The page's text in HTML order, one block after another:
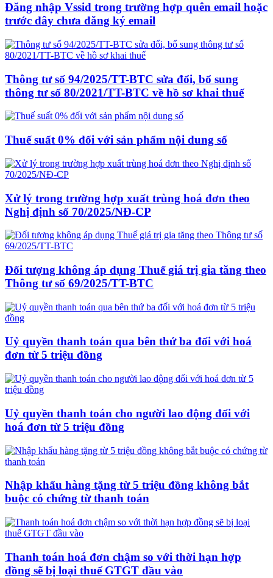
Đăng nhập Vssid trong trường hợp quên email hoặc
trước đây chưa đăng ký email
Thông tư số 94/2025/TT-BTC sửa đổi, bổ sung
thông tư số 80/2021/TT-BTC về hồ sơ khai thuế
Thuế suất 0% đối với sản phẩm nội dung số
Xử lý trong trường hợp xuất trùng hoá đơn theo
Nghị định số 70/2025/NĐ-CP
Đối tượng không áp dụng Thuế giá trị gia tăng theo
Thông tư số 69/2025/TT-BTC
Uỷ quyền thanh toán qua bên thứ ba đối với hoá
đơn từ 5 triệu đồng
Uỷ quyền thanh toán cho người lao động đối với
hoá đơn từ 5 triệu đồng
Nhập khẩu hàng tặng từ 5 triệu đồng không bắt
buộc có chứng từ thanh toán
Thanh toán hoá đơn chậm so với thời hạn hợp
đồng sẽ bị loại thuế GTGT đầu vào